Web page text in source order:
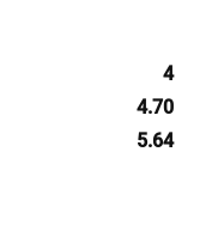
4
4.70
5.64